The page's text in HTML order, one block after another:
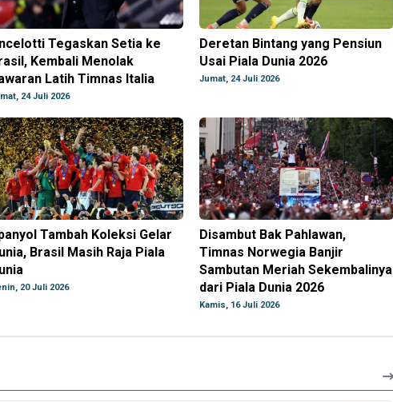
Tegaskan Setia ke
Kembali Menolak
Latih Timnas Italia
24 Juli 2026
Deretan Bintang yang Pensiun
Usai Piala Dunia 2026
Jumat, 24 Juli 2026
Tambah Koleksi Gelar
Brasil Masih Raja Piala
20 Juli 2026
Disambut Bak Pahlawan,
Timnas Norwegia Banjir
Sambutan Meriah Sekembalinya
dari Piala Dunia 2026
Kamis, 16 Juli 2026